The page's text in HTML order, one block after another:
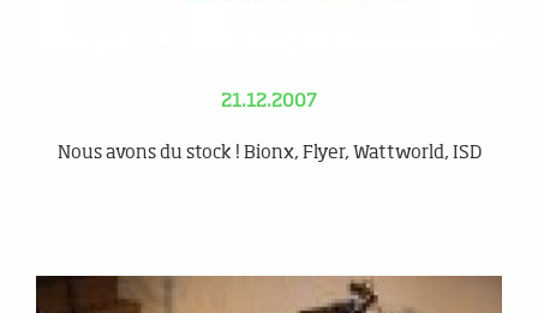
21.12.2007
Nous avons du stock ! Bionx, Flyer, Wattworld, ISD